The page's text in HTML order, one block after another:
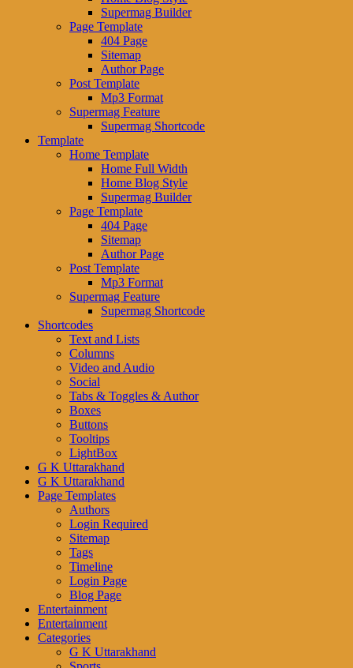
Supermag Builder
Page Template
404 Page
Sitemap
Author Page
Post Template
Mp3 Format
Supermag Feature
Supermag Shortcode
Template
Home Template
Home Full Width
Home Blog Style
Supermag Builder
Page Template
404 Page
Sitemap
Author Page
Post Template
Mp3 Format
Supermag Feature
Supermag Shortcode
Shortcodes
Text and Lists
Columns
Video and Audio
Social
Tabs & Toggles & Author
Boxes
Buttons
Tooltips
LightBox
G K Uttarakhand
G K Uttarakhand
Page Templates
Authors
Login Required
Sitemap
Tags
Timeline
Login Page
Blog Page
Entertainment
Entertainment
Categories
G K Uttarakhand